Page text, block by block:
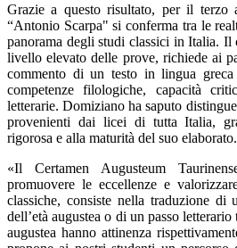
Grazie a questo risultato, per il terzo
“Antonio Scarpa" si conferma tra le
panorama degli studi classici in Italia.
livello elevato delle prove, richiede ai
commento di un testo in lingua
competenze filologiche, capacità
letterarie. Domiziano ha saputo
provenienti dai licei di tutta Italia,
rigorosa e alla maturità del suo elaborato.
«Il Certamen Augusteum
promuovere le eccellenze e
classiche, consiste nella traduzione di
dell’età augustea o di un passo
augustea hanno attinenza